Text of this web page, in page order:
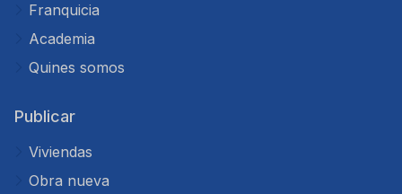
Franquicia
Academia
Quines somos
Publicar
Viviendas
Obra nueva